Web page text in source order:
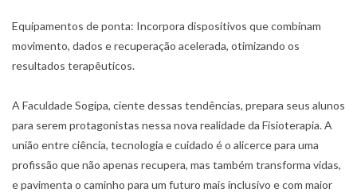
Equipamentos de ponta: Incorpora dispositivos que combinam
movimento, dados e recuperação acelerada, otimizando os
resultados terapêuticos.
A Faculdade Sogipa, ciente dessas tendências, prepara seus alunos
para serem protagonistas nessa nova realidade da Fisioterapia. A
união entre ciência, tecnologia e cuidado é o alicerce para uma
profissão que não apenas recupera, mas também transforma vidas,
e pavimenta o caminho para um futuro mais inclusivo e com maior